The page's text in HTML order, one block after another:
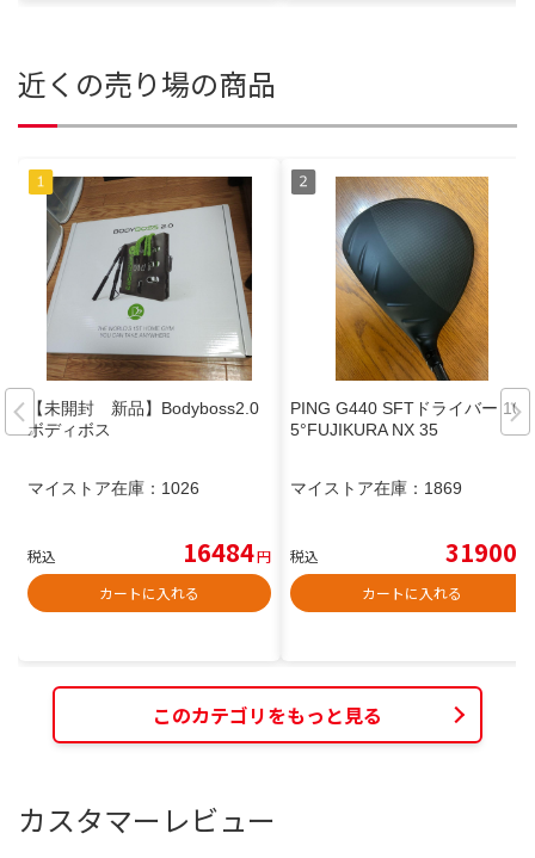
近くの売り場の商品
【未開封 新品】Bodyboss2.0
ボディボス
マイストア在庫： 1026
税込 16484円
カートに入れる
PING G440 SFTドライバー 10.
5°FUJIKURA NX 35
マイストア在庫： 1869
税込 31900
カートに入れる
このカテゴリをもっと見る
カスタマーレビュー